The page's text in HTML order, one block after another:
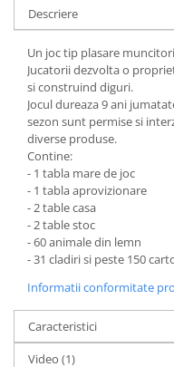
Carnetele
Pokemon
One Piece
Lord of The Rings
Naruto Shippuden
Sailor Moon
Harry Potter
Star Trek
Fallout
Stranger Things
Collectibles
KPop Demon Hunters
Descriere
Un joc tip plasare
Jucatorii dezvolta o
si construind diguri.
Jocul dureaza 9 ani
sezon sunt permise si
diverse produse.
Contine:
- 1 tabla mare de joc
- 1 tabla aprovizionare
- 2 table casa
- 2 table stoc
- 60 animale din lemn
- 31 cladiri si peste 150
Informatii conformitate
Caracteristici
Video (1)